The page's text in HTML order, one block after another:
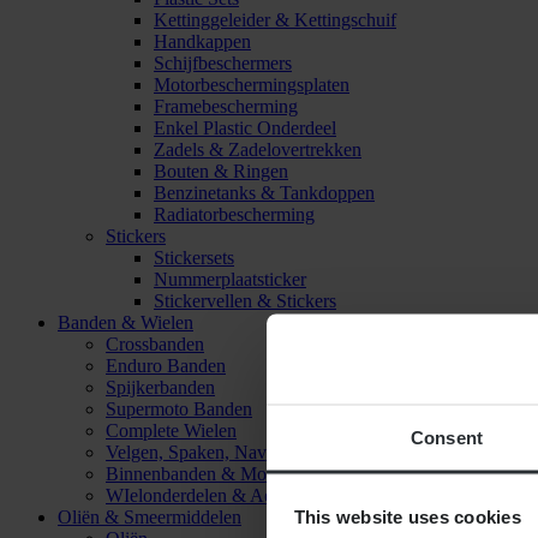
Consent
This website uses cookies
Kettinggeleider & Kettingschuif
Handkappen
Schijfbeschermers
Motorbeschermingsplaten
Framebescherming
Enkel Plastic Onderdeel
Zadels & Zadelovertrekken
Bouten & Ringen
Benzinetanks & Tankdoppen
Radiatorbescherming
Stickers
Stickersets
Nummerplaatsticker
Stickervellen & Stickers
Banden & Wielen
Crossbanden
Enduro Banden
Spijkerbanden
Supermoto Banden
Complete Wielen
Velgen, Spaken, Naven & Lagers
Binnenbanden & Mousses
WIelonderdelen & Accessoires
Oliën & Smeermiddelen